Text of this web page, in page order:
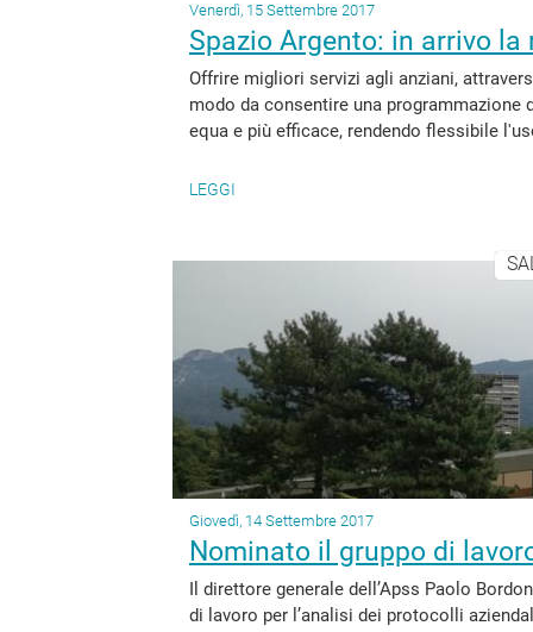
Venerdì, 15 Settembre 2017
Spazio Argento: in arrivo
Offrire migliori servizi agli anziani,
modo da consentire una programmazione
equa e più efficace, rendendo flessibile
LEGGI
Giovedì, 14 Settembre 2017
Nominato il gruppo di
Il direttore generale dell’Apss Paolo
di lavoro per l’analisi dei protocolli